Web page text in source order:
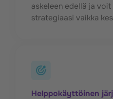
askeleen edellä ja
strategiaasi vaikka
Helppokäyttöinen